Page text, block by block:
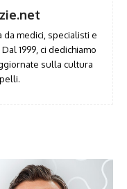
da medici, specialisti e
1999, ci dedichiamo
sulla cultura